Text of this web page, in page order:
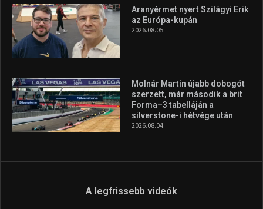
Aranyérmet nyert Szilágyi Erik
az Európa-kupán
2026.08.05.
Molnár Martin újabb dobogót
szerzett, már második a brit
Forma–3 tabelláján a
silverstone-i hétvége után
2026.08.04.
A legfrissebb videók